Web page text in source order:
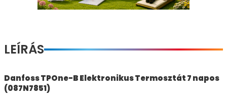
LEÍRÁS
Danfoss TPOne-B Elektronikus Termosztát 7 napos
(087N7851)